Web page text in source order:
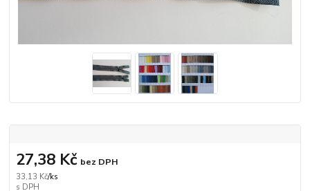
33,13 Kč/ks
27,38 Kč bez DPH